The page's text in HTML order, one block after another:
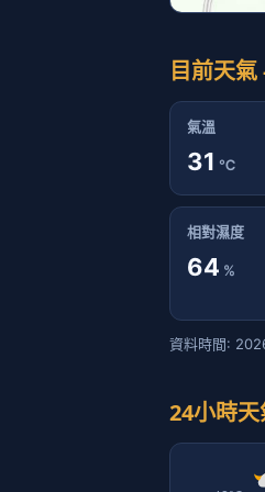
目前天
氣溫
31 ℃
相對濕度
64 %
資料時間:
24小時